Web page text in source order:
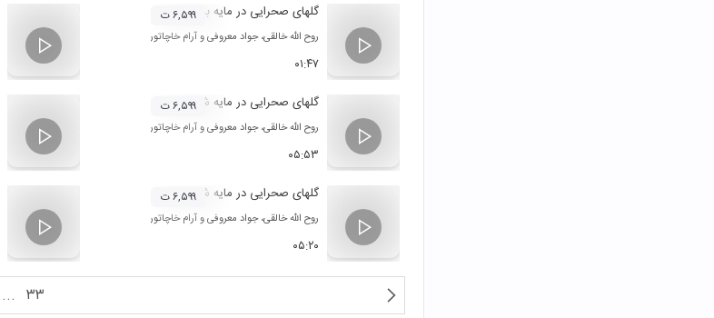
گلهای صحرایی در مایه بیات اصفهان 4
روح الله خالقی،جواد معروفیوآرام خاچاتوریان
۰۱:۴۷
۶,۵۹۹ ت
گلهای صحرایی در مایه شور 3
روح الله خالقی،جواد معروفیوآرام خاچاتوریان
۰۵:۵۳
۶,۵۹۹ ت
گلهای صحرایی در مایه شور 2
روح الله خالقی،جواد معروفیوآرام خاچاتوریان
۰۵:۲۰
۶,۵۹۹ ت
... ۳۳